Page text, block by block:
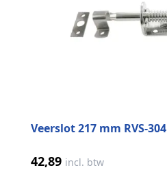
Veerslot 217 mm RVS-304
42,89 incl. btw